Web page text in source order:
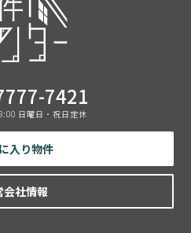
7421
日曜日・祝日定休
入り物件
会社情報